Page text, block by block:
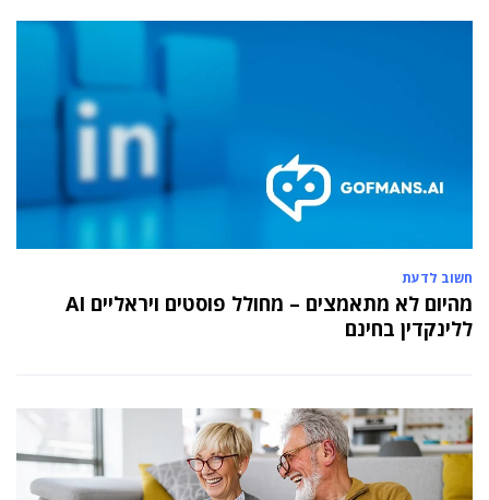
חשוב לדעת
מהיום לא מתאמצים – מחולל פוסטים ויראליים AI
ללינקדין בחינם